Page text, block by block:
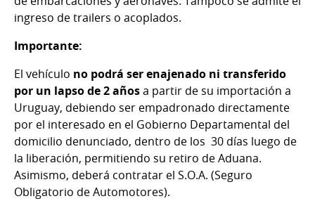
ingreso de trailers o acoplados.
Importante:
El vehículo no podrá ser enajenado ni transferido
por un lapso de 2 añosa partir de su importación a
Uruguay, debiendo ser empadronado directamente
por el interesado en el Gobierno Departamental del
domicilio denunciado, dentro de los 30 días luego de
la liberación, permitiendo su retiro de Aduana.
Asimismo, deberá contratar el S.O.A. (Seguro
Obligatorio de Automotores).